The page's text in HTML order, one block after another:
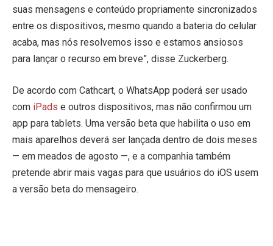
suas mensagens e conteúdo propriamente sincronizados
entre os dispositivos, mesmo quando a bateria do celular
acaba, mas nós resolvemos isso e estamos ansiosos
para lançar o recurso em breve”, disse Zuckerberg.
De acordo com Cathcart, o WhatsApp poderá ser usado
com iPads e outros dispositivos, mas não confirmou um
app para tablets. Uma versão beta que habilita o uso em
mais aparelhos deverá ser lançada dentro de dois meses
— em meados de agosto —, e a companhia também
pretende abrir mais vagas para que usuários do iOS usem
a versão beta do mensageiro.